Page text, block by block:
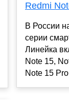
Redmi
В России
серии
Линейка
Note 15,
Note 15